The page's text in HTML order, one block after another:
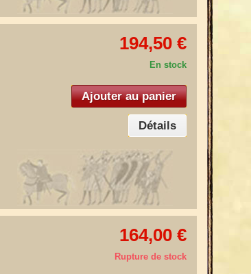
194,50 €
En stock
Ajouter au panier
Détails
164,00 €
Rupture de stock